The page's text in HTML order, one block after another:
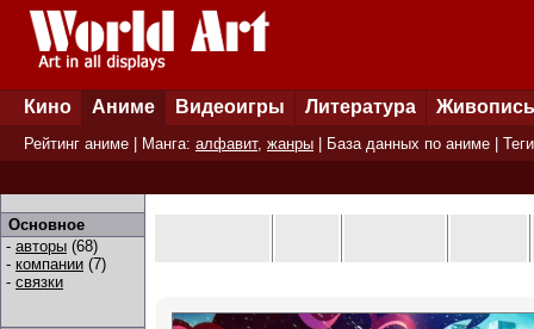
Кино Аниме Видеоигры Литература Живопись
Рейтинг аниме | Манга: алфавит, жанры База данных по аниме Теги
Основное
- авторы (68)
- компании (7)
- связки